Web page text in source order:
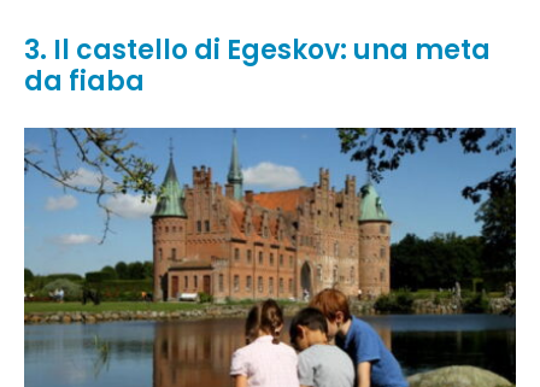
3. Il castello di Egeskov: una meta
da fiaba